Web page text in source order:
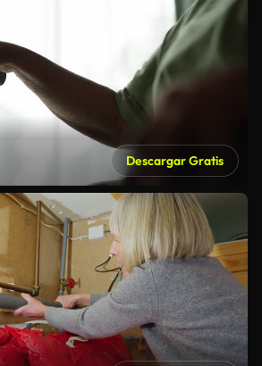
Descargar Gratis